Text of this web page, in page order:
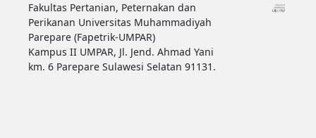
Fakultas Pertanian, Peternakan dan
Perikanan Universitas Muhammadiyah
Parepare (Fapetrik-UMPAR)
Kampus II UMPAR, Jl. Jend. Ahmad Yani
km. 6 Parepare Sulawesi Selatan 91131.